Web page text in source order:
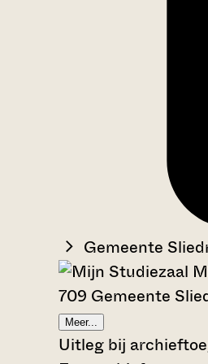
Gemeente
709 Gemeente
Meer...
Uitleg bij